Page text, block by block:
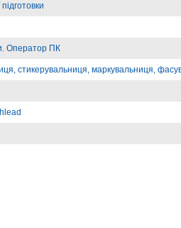
Оператор ПК
стикерувальниця, маркувальниця,